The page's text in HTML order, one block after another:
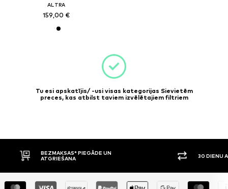
ALTRA
159,00 €
Tu esi apskatījis/ -usi visas kategorijas Sievietēm
preces, kas atbilst taviem izvēlētajiem filtriem
PIEGĀDE UN
30 DIENU ATGRIEŠANAS TIESĪBAS